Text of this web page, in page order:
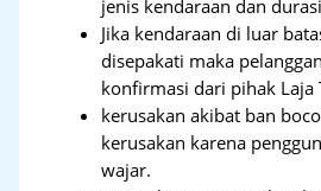
jenis kendaraan dan
Jika kendaraan di luar
disepakati maka
konfirmasi dari pihak Laja
kerusakan akibat ban
kerusakan karena
wajar.